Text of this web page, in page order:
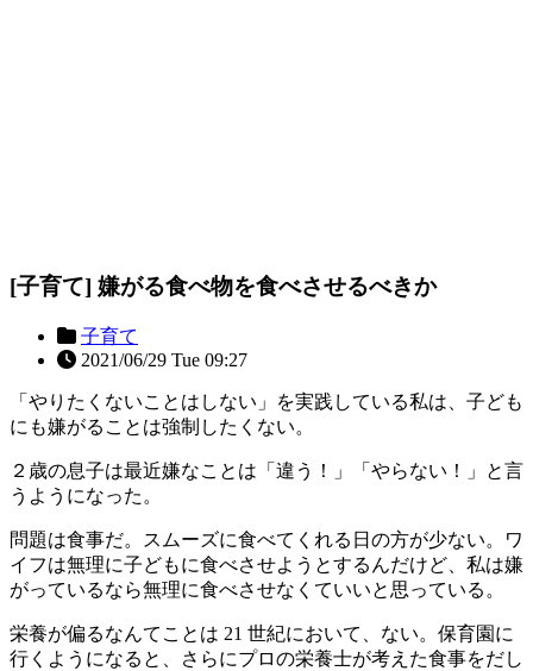
[子育て] 嫌がる食べ物を食べさせるべきか
子育て
2021/06/29 Tue 09:27
「やりたくないことはしない」を実践している私は、子ども
にも嫌がることは強制したくない。
２歳の息子は最近嫌なことは「違う！」「やらない！」と言
うようになった。
問題は食事だ。スムーズに食べてくれる日の方が少ない。ワ
イフは無理に子どもに食べさせようとするんだけど、私は嫌
がっているなら無理に食べさせなくていいと思っている。
栄養が偏るなんてことは 21 世紀において、ない。保育園に
行くようになると、さらにプロの栄養士が考えた食事をだし